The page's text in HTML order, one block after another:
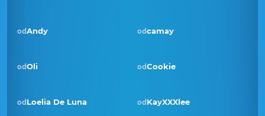
odAndy Pobjednik · srp 2023
odcamay
odOli odCookie
od Loelia De Luna od KayXXXlee